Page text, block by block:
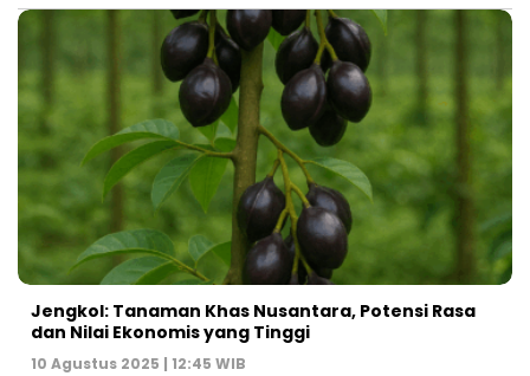
Jengkol: Tanaman Khas Nusantara, Potensi Rasa
dan Nilai Ekonomis yang Tinggi
10 Agustus 2025 | 12:45 WIB